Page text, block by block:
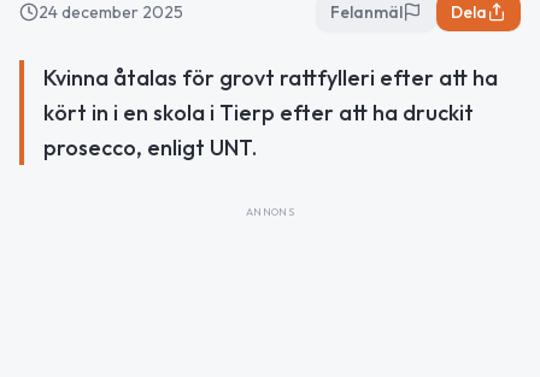
24 december 2025 Felanmäl Dela
Kvinna åtalas för grovt rattfylleri efter att ha
kört in i en skola i Tierp efter att ha druckit
prosecco, enligt UNT.
ANNONS